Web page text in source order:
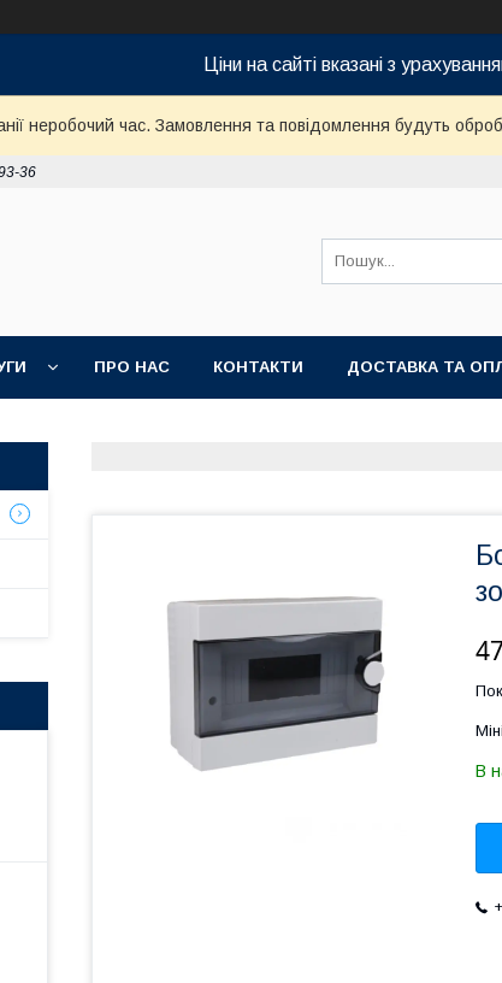
Ціни на сайті вказані з
неробочий час. Замовлення та повідомлення будуть
36
ПРО НАС КОНТАКТИ ДОСТАВКА ТА
В